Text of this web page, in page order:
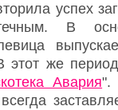
успех
В
же
Авария".